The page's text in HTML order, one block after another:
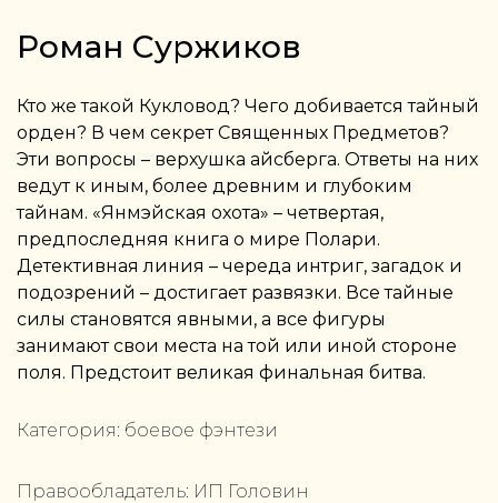
Роман Суржиков
Кто же такой Кукловод? Чего добивается тайный
орден? В чем секрет Священных Предметов?
Эти вопросы – верхушка айсберга. Ответы на них
ведут к иным, более древним и глубоким
тайнам. «Янмэйская охота» – четвертая,
предпоследняя книга о мире Полари.
Детективная линия – череда интриг, загадок и
подозрений – достигает развязки. Все тайные
силы становятся явными, а все фигуры
занимают свои места на той или иной стороне
поля. Предстоит великая финальная битва.
Категория: боевое фэнтези
Правообладатель: ИП Головин